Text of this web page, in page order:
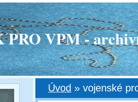
PRO VPM -
Úvod » vojenské